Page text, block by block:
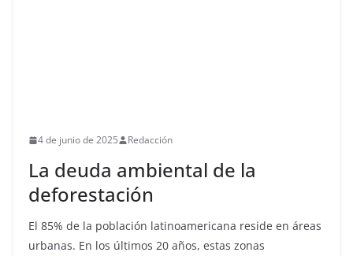
4 de junio de 2025 Redacción
La deuda ambiental de la
deforestación
El 85% de la población latinoamericana reside en áreas
urbanas. En los últimos 20 años, estas zonas